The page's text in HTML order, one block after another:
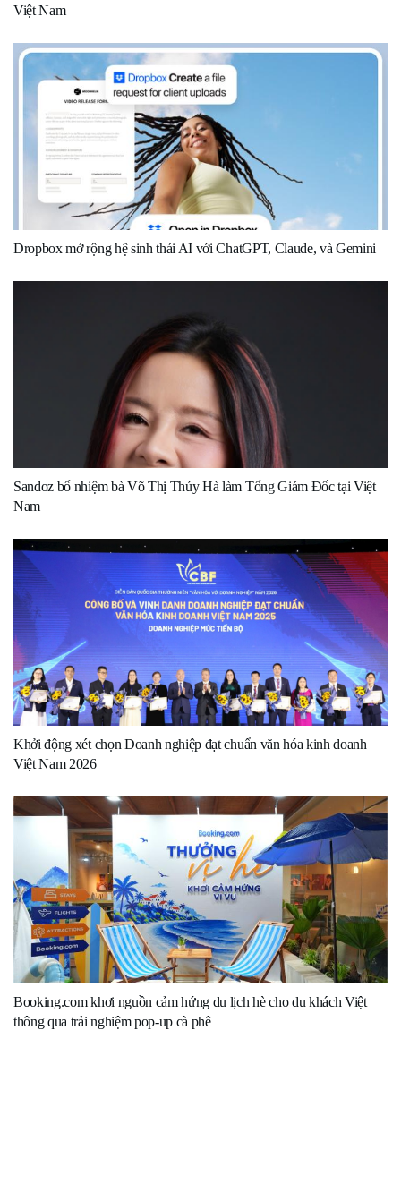
Việt Nam
Dropbox mở rộng hệ sinh thái AI với ChatGPT, Claude, và Gemini
Sandoz bổ nhiệm bà Võ Thị Thúy Hà làm Tổng Giám Đốc tại Việt
Nam
Khởi động xét chọn Doanh nghiệp đạt chuẩn văn hóa kinh doanh
Việt Nam 2026
Booking.com khơi nguồn cảm hứng du lịch hè cho du khách Việt
thông qua trải nghiệm pop-up cà phê